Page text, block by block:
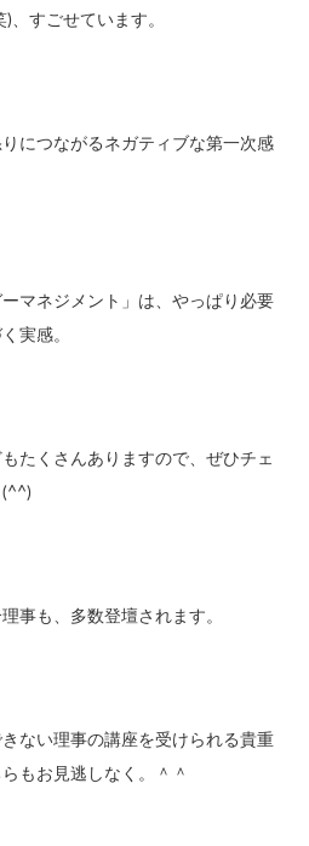
、すごせています。
につながるネガティブな第一次感
マネジメント」は、やっぱり必要
実感。
たくさんありますので、ぜひチェ
(^^)
事も、多数登壇されます。
ない理事の講座を受けられる貴重
もお見逃しなく。＾＾